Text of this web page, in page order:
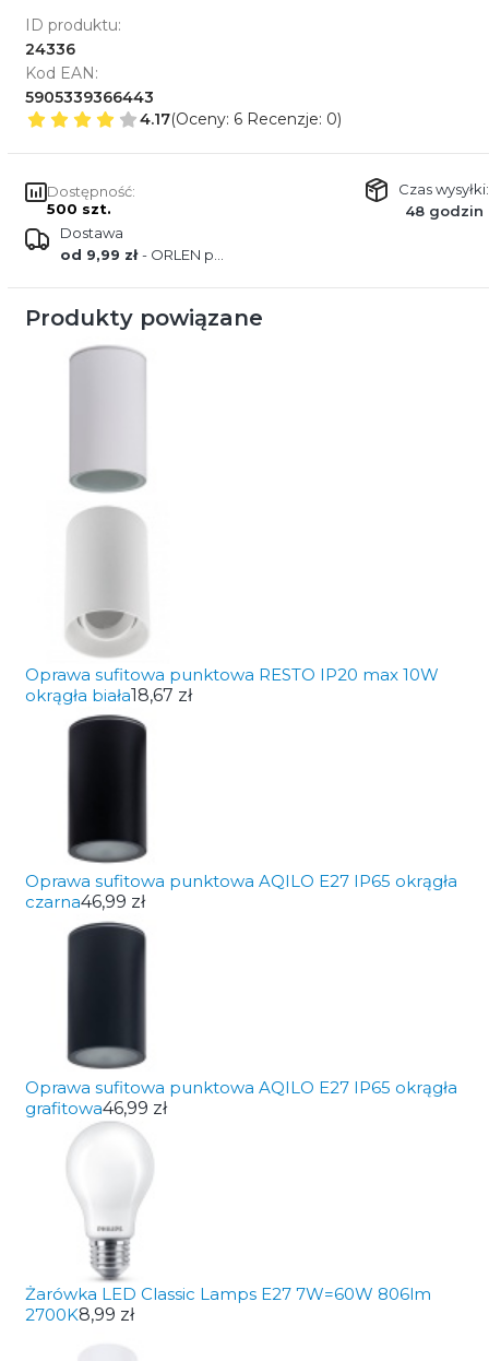
ID produktu:
24336
Kod EAN:
5905339366443
4.17(Oceny: 6 Recenzje: 0)
Dostępność:
500 szt.
Czas wysyłki:
48 godzin
Dostawa
od 9,99 zł- ORLEN paczka
Produkty powiązane
Oprawa sufitowa punktowa RESTO IP20 max 10W
okrągła biała18,67 zł
Oprawa sufitowa punktowa AQILO E27 IP65 okrągła
czarna46,99 zł
Oprawa sufitowa punktowa AQILO E27 IP65 okrągła
grafitowa46,99 zł
Żarówka LED Classic Lamps E27 7W=60W 806lm
2700K8,99 zł